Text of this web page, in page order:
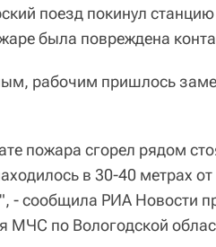
поезд покинул
была повреждена
рабочим пришлось
пожара сгорел рядом
в 30-40 метрах
- сообщила РИА Новости
МЧС по Вологодской